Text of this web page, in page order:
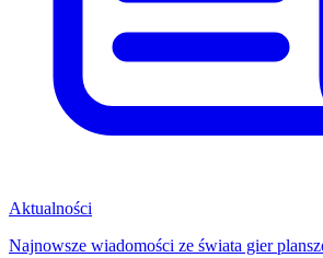
Aktualności
Najnowsze wiadomości ze świata gier